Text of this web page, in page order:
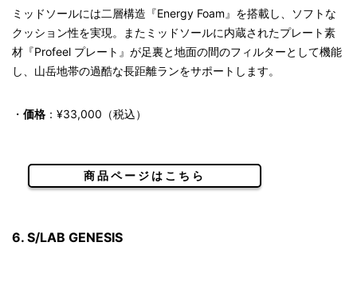
ミッドソールには二層構造『Energy Foam』を搭載し、ソフトな
クッション性を実現。またミッドソールに内蔵されたプレート素
材『Profeel プレート』が足裏と地面の間のフィルターとして機能
し、山岳地帯の過酷な長距離ランをサポートします。
・ 価格 ：¥33,000（税込）
商品ページはこちら
6. S/LAB GENESIS